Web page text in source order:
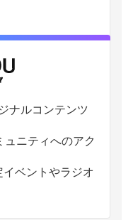
ナルコンテンツ
ニティへのアク
ベントやラジオ